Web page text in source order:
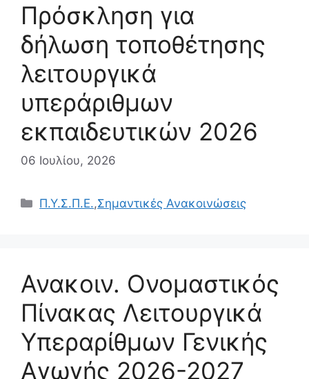
Πρόσκληση για
δήλωση τοποθέτησης
λειτουργικά
υπεράριθμων
εκπαιδευτικών 2026
06 Ιουλίου, 2026
Κατηγορίες
Π.Υ.Σ.Π.Ε.,Σημαντικές Ανακοινώσεις
Ανακοιν. Ονομαστικός
Πίνακας Λειτουργικά
Υπεραρίθμων Γενικής
Αγωγής 2026-2027